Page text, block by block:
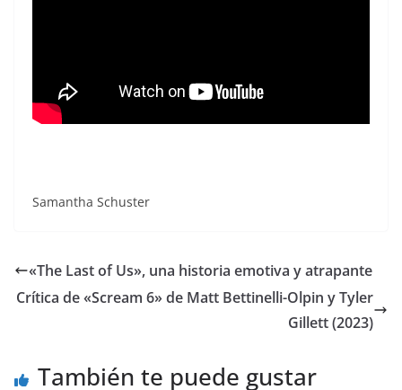
Samantha Schuster
«The Last of Us», una historia emotiva y atrapante
Crítica de «Scream 6» de Matt Bettinelli-Olpin y Tyler
Gillett (2023)
También te puede gustar